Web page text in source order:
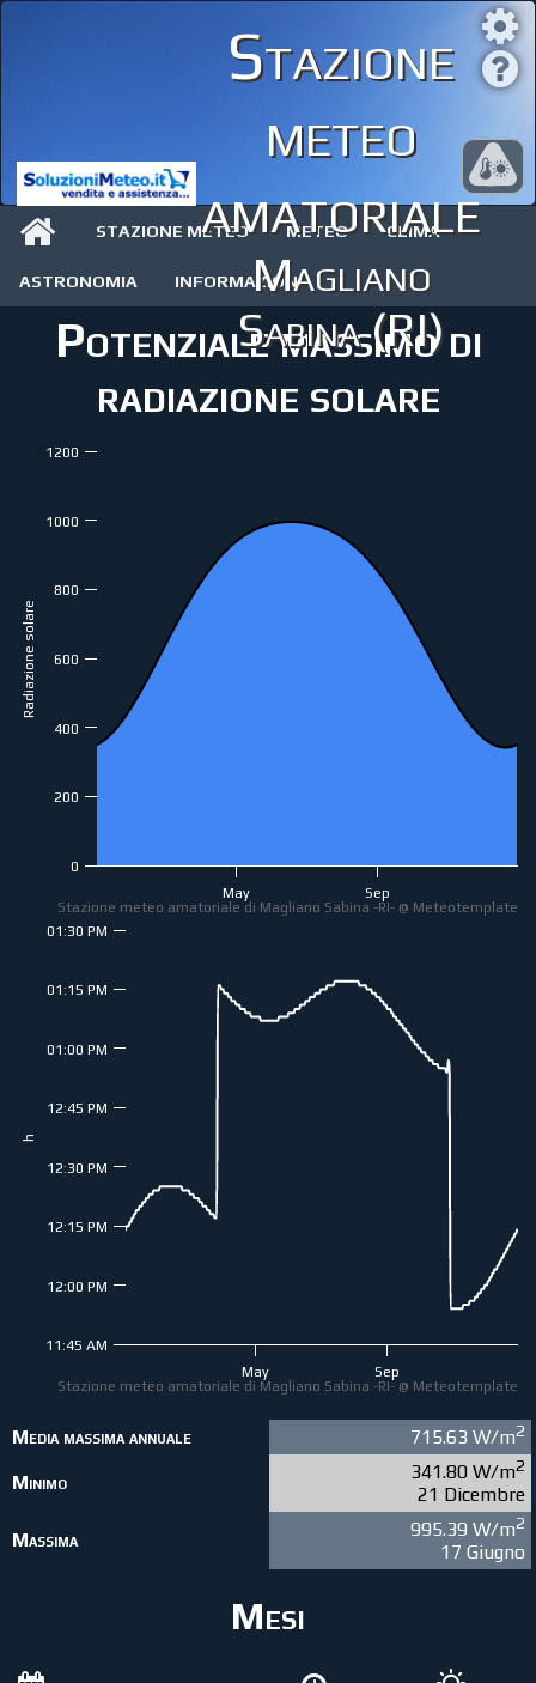
Stazione
meteo
amatoriale
Magliano
Sabina (RI)
STAZIONE METEO METEO CLIMA
ASTRONOMIA INFORMAZIONI
Potenziale massimo di
radiazione solare
Radiazione solare
May Sep
0
200
400
600
800
1000
1200
Stazione meteo amatoriale di Magliano Sabina -RI- @ Meteotemplate
h
May Sep
11:45 AM
12:00 PM
12:15 PM
12:30 PM
12:45 PM
01:00 PM
01:15 PM
01:30 PM
Stazione meteo amatoriale di Magliano Sabina -RI- @ Meteotemplate
Media massima annuale 715.63 W/m2
Minimo 341.80 W/m2
21 Dicembre
Massima
995.39 W/m2
17 Giugno
Mesi